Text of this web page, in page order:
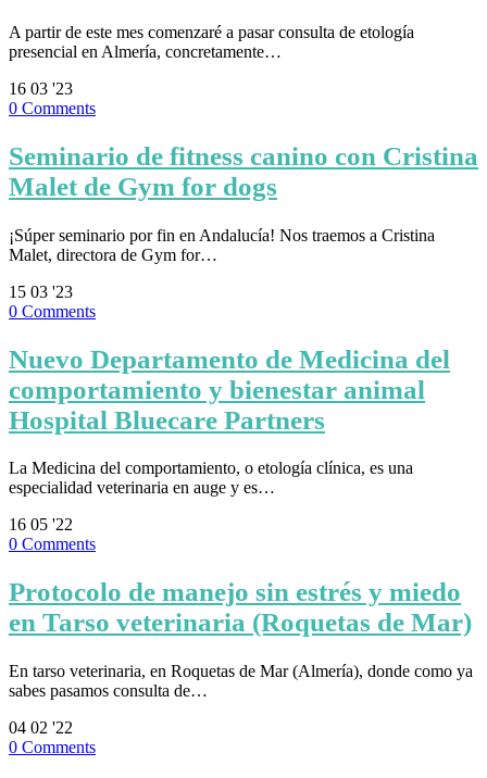
A partir de este mes comenzaré a pasar consulta de etología
presencial en Almería, concretamente…
16 03 '23
0 Comments
Seminario de fitness canino con Cristina
Malet de Gym for dogs
¡Súper seminario por fin en Andalucía! Nos traemos a Cristina
Malet, directora de Gym for…
15 03 '23
0 Comments
Nuevo Departamento de Medicina del
comportamiento y bienestar animal
Hospital Bluecare Partners
La Medicina del comportamiento, o etología clínica, es una
especialidad veterinaria en auge y es…
16 05 '22
0 Comments
Protocolo de manejo sin estrés y miedo
en Tarso veterinaria (Roquetas de Mar)
En tarso veterinaria, en Roquetas de Mar (Almería), donde como ya
sabes pasamos consulta de…
04 02 '22
0 Comments